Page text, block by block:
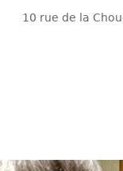
10 rue de la